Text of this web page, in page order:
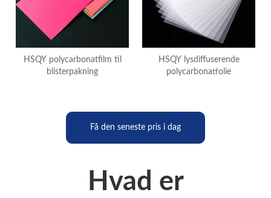
HSQY polycarbonatfilm til
blisterpakning
HSQY lysdiffuserende
polycarbonatfolie
Få den seneste pris i dag
Hvad er